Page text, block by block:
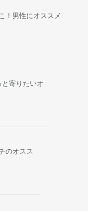
！男性にオススメ
と寄りたいオ
のオスス